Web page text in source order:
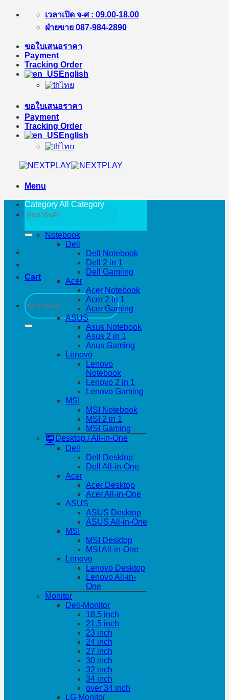
Skip
เวลาเปิด จ-ศ : 09.00-18.00
ฝ่ายขาย 087-984-2890
ขอใบเสนอราคา
Payment
Tracking Order
English
ไทย
ขอใบเสนอราคา
Payment
Tracking Order
English
ไทย
Menu
Search
for:
Cart
Search
for:
Category All Category
Notebook
Dell
Dell Notebook
Dell 2 in 1
Dell Gamiing
Acer
Acer Notebook
Acer 2 in 1
Acer Gaming
ASUS
Asus Notebook
Asus 2 in 1
Asus Gaming
Lenovo
Lenovo
Notebook
Lenovo 2 in 1
Lenovo Gaming
MSI
MSI Notebook
MSI 2 in 1
MSI Gaming
Desktop / All-in-One
Dell
Dell Desktop
Dell All-in-One
Acer
Acer Desktop
Acer All-in-One
ASUS
ASUS Desktop
ASUS All-in-One
MSI
MSI Desktop
MSI All-in-One
Lenovo
Lenovo Desktop
Lenovo All-in-
One
Monitor
Dell-Monitor
18.5 inch
21.5 inch
23 inch
24 inch
27 inch
30 inch
32 inch
34 inch
over 34 inch
LG Monitor